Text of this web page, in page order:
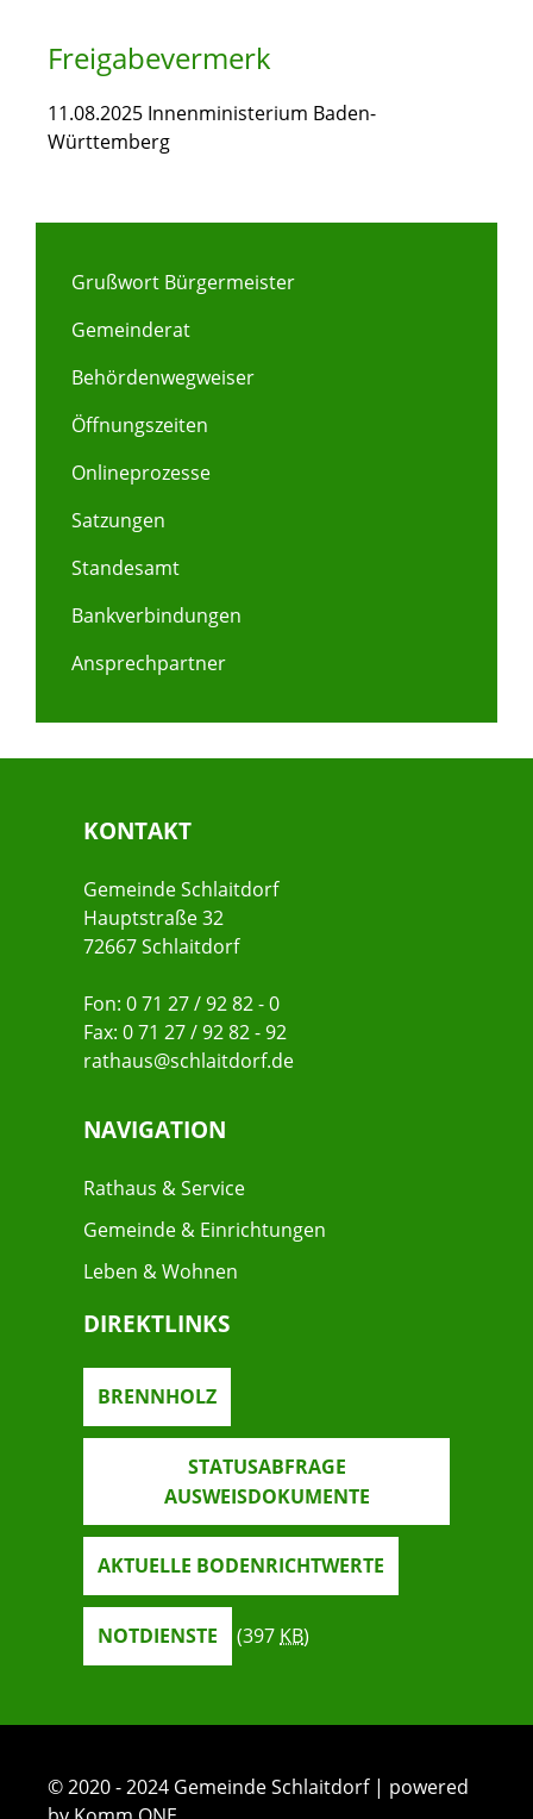
Freigabevermerk
11.08.2025 Innenministerium Baden-
Württemberg
Grußwort Bürgermeister
Gemeinderat
Behördenwegweiser
Öffnungszeiten
Onlineprozesse
Satzungen
Standesamt
Bankverbindungen
Ansprechpartner
KONTAKT
Gemeinde Schlaitdorf
Hauptstraße 32
72667 Schlaitdorf
Fon: 0 71 27 / 92 82 - 0
Fax: 0 71 27 / 92 82 - 92
rathaus@schlaitdorf.de
NAVIGATION
Rathaus & Service
Gemeinde & Einrichtungen
Leben & Wohnen
DIREKTLINKS
BRENNHOLZ
STATUSABFRAGE
AUSWEISDOKUMENTE
AKTUELLE BODENRICHTWERTE
NOTDIENSTE (397 KB)
© 2020 - 2024 Gemeinde Schlaitdorf | powered